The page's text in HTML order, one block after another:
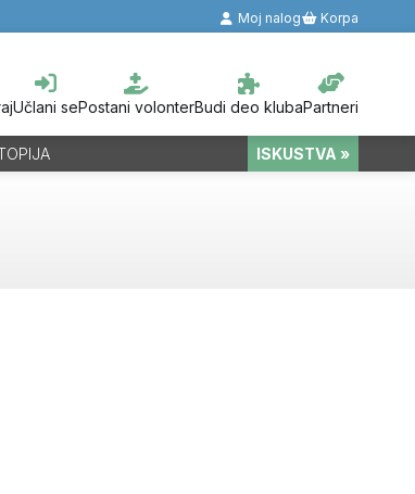
Moj nalog Korpa
Učlani sePostani volonterBudi deo klubaPartneri
ISKUSTVA »